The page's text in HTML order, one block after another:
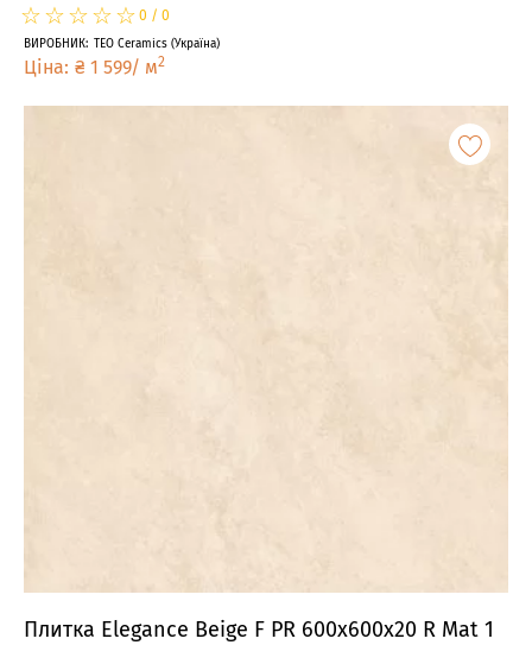
☆
★☆
★☆
★☆
★☆
★ 0 / 0
ВИРОБНИК: TEO Ceramics (Україна)
Ціна: ₴ 1 599/ м2
Плитка Elegance Beige F PR 600x600x20 R Mat 1